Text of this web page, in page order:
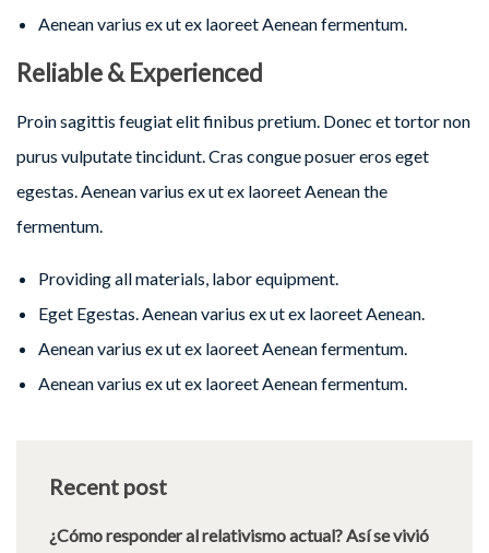
Aenean varius ex ut ex laoreet Aenean fermentum.
Reliable & Experienced
Proin sagittis feugiat elit finibus pretium. Donec et tortor non
purus vulputate tincidunt. Cras congue posuer eros eget
egestas. Aenean varius ex ut ex laoreet Aenean the
fermentum.
Providing all materials, labor equipment.
Eget Egestas. Aenean varius ex ut ex laoreet Aenean.
Aenean varius ex ut ex laoreet Aenean fermentum.
Aenean varius ex ut ex laoreet Aenean fermentum.
Recent post
¿Cómo responder al relativismo actual? Así se vivió